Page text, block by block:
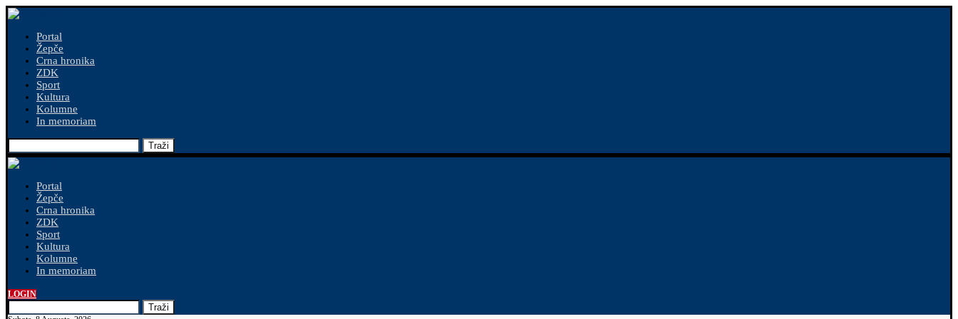
Portal
Žepče
Crna hronika
ZDK
Sport
Kultura
Kolumne
In memoriam
Traži
Portal
Žepče
Crna hronika
ZDK
Sport
Kultura
Kolumne
In memoriam
LOGIN
Traži